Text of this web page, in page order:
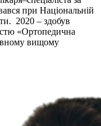
при Національній
2020 – здобув
«Ортопедична
вищому